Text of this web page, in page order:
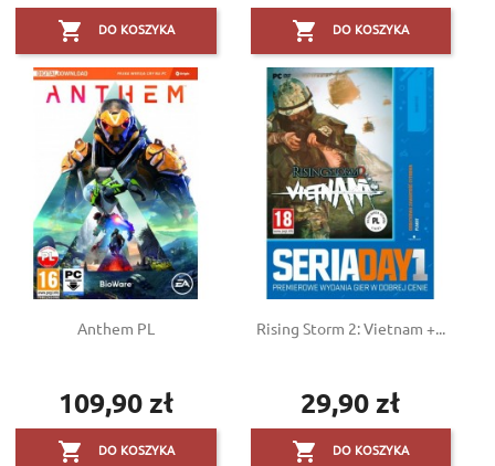
 DO KOSZYKA  DO KOSZYKA
Anthem PL
Cena
109,90 zł
 DO KOSZYKA
Rising Storm 2: Vietnam +...
Cena
29,90 zł
 DO KOSZYKA